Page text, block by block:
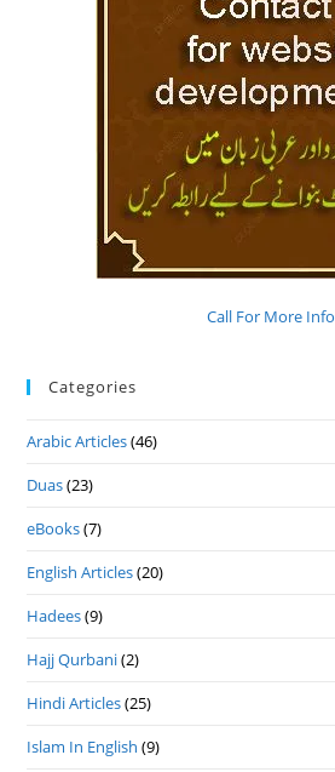
Call For More Info
Categories
Arabic Articles(46)
Duas(23)
eBooks(7)
English Articles(20)
Hadees(9)
Hajj Qurbani(2)
Hindi Articles(25)
Islam In English (9)